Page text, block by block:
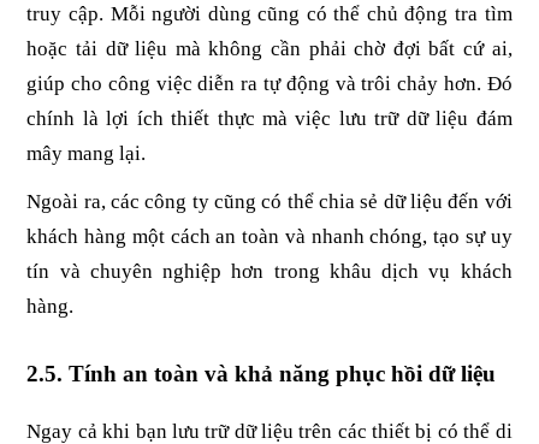
truy cập. Mỗi người dùng cũng có thể chủ động tra tìm
hoặc tải dữ liệu mà không cần phải chờ đợi bất cứ ai,
giúp cho công việc diễn ra tự động và trôi chảy hơn. Đó
chính là lợi ích thiết thực mà việc lưu trữ dữ liệu đám
mây mang lại.
Ngoài ra, các công ty cũng có thể chia sẻ dữ liệu đến với
khách hàng một cách an toàn và nhanh chóng, tạo sự uy
tín và chuyên nghiệp hơn trong khâu dịch vụ khách
hàng.
2.5. Tính an toàn và khả năng phục hồi dữ liệu
Ngay cả khi bạn lưu trữ dữ liệu trên các thiết bị có thể di